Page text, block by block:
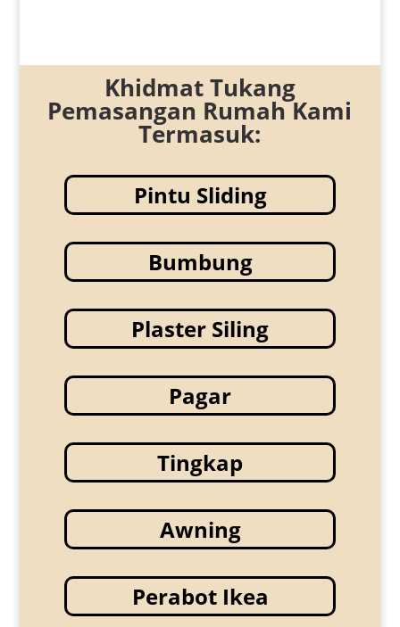
Khidmat Tukang
Pemasangan Rumah Kami
Termasuk:
Pintu Sliding
Bumbung
Plaster Siling
Pagar
Tingkap
Awning
Perabot Ikea